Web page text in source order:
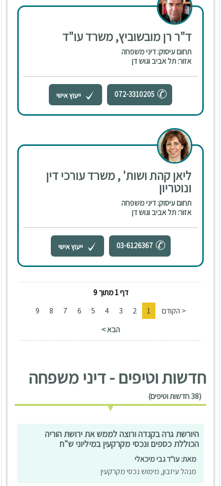
ד"ר רן מובשוביץ, משרד עו"ד
תחום עיסוק: דיני משפחה
אזור: תל אביב וגוש דן
072-3310205 ייעוץ אישי
ליאן קהת ושות' , משרד עורכי דין
ונוטריון
תחום עיסוק: דיני משפחה
אזור: תל אביב וגוש דן
03-6126367 ייעוץ אישי
דף 1 מתוך 9
< הקודם
1
2
3
4
5
6
7
8
9
הבא >
חדשות וטיפים - דיני משפחה
(38 חדשות וטיפים)
היורשת גרה בקנדה ורוצה לממש את ירושת הוריה
הכוללת כספים ונכסי מקרקעין במיליוני ש"ח
מאת: עו"ד גבי מיכאלי
מנהל עיזבון, מימוש נכסי מקרקעין